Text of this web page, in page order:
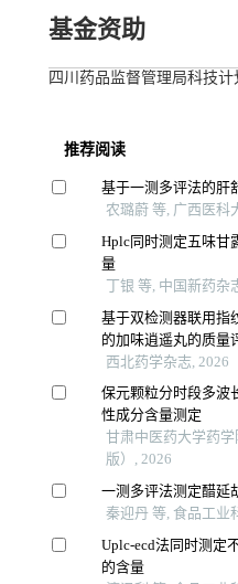
基金资助
四川药品监督管理局科技计